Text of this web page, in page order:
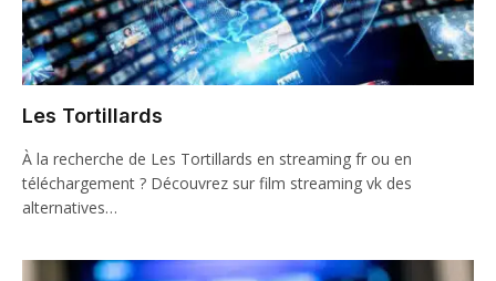
Les Tortillards
À la recherche de Les Tortillards en streaming fr ou en
téléchargement ? Découvrez sur film streaming vk des
alternatives…